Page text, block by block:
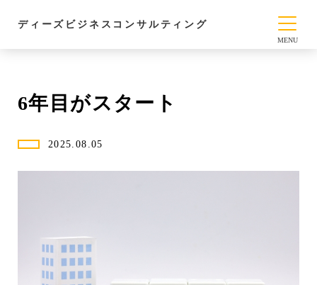
ディーズビジネスコンサルティング
6年目がスタート
2025.08.05